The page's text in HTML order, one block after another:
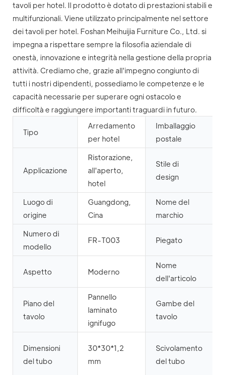
tavoli per hotel. Il prodotto è dotato di prestazioni stabili e
multifunzionali. Viene utilizzato principalmente nel settore
dei tavoli per hotel. Foshan Meihuijia Furniture Co., Ltd. si
impegna a rispettare sempre la filosofia aziendale di
onestà, innovazione e integrità nella gestione della propria
attività. Crediamo che, grazie all'impegno congiunto di
tutti i nostri dipendenti, possediamo le competenze e le
capacità necessarie per superare ogni ostacolo e
difficoltà e raggiungere importanti traguardi in futuro.
Tipo
Arredamento
per hotel
Imballaggio
postale
Applicazione
Ristorazione,
all'aperto,
hotel
Stile di
design
Luogo di
origine
Guangdong,
Cina
Nome del
marchio
Numero di
modello
FR-T003 Piegato
Aspetto Moderno
Nome
dell'articolo
Piano del
tavolo
Pannello
laminato
ignifugo
Gambe del
tavolo
Dimensioni
del tubo
30*30*1,2
mm
Scivolamento
del tubo